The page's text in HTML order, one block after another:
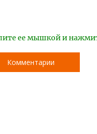
ее мышкой и
Комментарии